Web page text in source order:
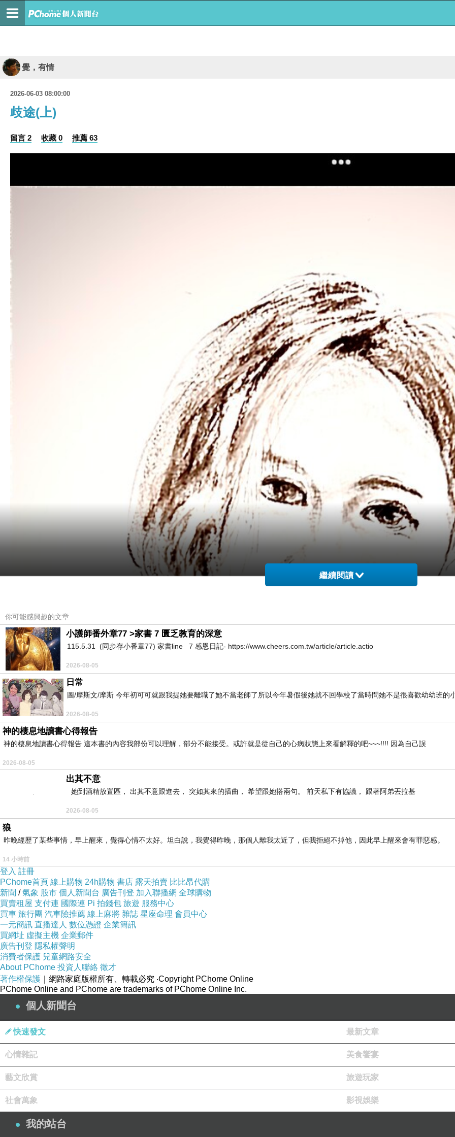
覺，有情
2026-06-03 08:00:00
歧途(上)
留言 2 收藏 0 推薦 63
我十七歲，學校裡他們都說我長得漂亮？但我自己並不這麼認為。不過那些男生有事沒事的騷擾是常有的事，但我不喜歡
他們，滿腦子裡都只是想找女生打炮。
但更可笑的是媽媽？把我管束得跟人犯一樣，真想不通為什麼我連最基本的人權都沒有？跟誰交往？幾
的底細和地址...問她要錢，一分一厘都問要做什麼...。什麼事都要問個清清楚楚，什麼事都要插手。繼
我，在我很需要錢的時候偷偷塞些零用給我。我真羨慕媽媽找到這個比酗酒的爸爸好一千倍的老好人，
繼續閱讀
你可能感興趣的文章
小護師番外章77 >家書 7 匱乏教育的深意
115.5.31 (同步存小番章77) 家書line 7 感恩日記- https://www.cheers.com.tw/article/article.actio
2026-08-05
日常
圖/摩斯文/摩斯 今年初可可就跟我提她要離職了她不當老師了所以今年暑假後她就不回學校了當時問她不是很喜歡幼幼班的
2026-08-05
神的棲息地讀書心得報告
神的棲息地讀書心得報告 這本書的內容我部份可以理解，部分不能接受。或許就是從自己的心病狀態上來看解釋的吧~~~!!!! 因為自己誤
2026-08-05
出其不意
她到酒精放置區， 出其不意跟進去， 突如其來的插曲， 希望跟她搭兩句。 前天私下有協議， 跟著阿弟丟拉基
2026-08-05
狼
昨晚經歷了某些事情，早上醒來，覺得心情不太好。坦白說，我覺得昨晚，那個人離我太近了，但我拒絕不掉他，因此早上醒來會有罪惡感。
14 小時前
登入 註冊
PChome首頁 線上購物 24h購物 書店 露天拍賣 比比昂代購
新聞 /氣象 股市 個人新聞台 廣告刊登 加入聯播網 全球購物
買賣租屋 支付連 國際連 Pi 拍錢包 旅遊 服務中心
買車 旅行團 汽車險推薦 線上麻將 雜誌 星座命理 會員中心
一元簡訊 直播達人 數位憑證 企業簡訊
買網址 虛擬主機 企業郵件
廣告刊登 隱私權聲明
消費者保護 兒童網路安全
About PChome 投資人聯絡 徵才
著作權保護 ｜網路家庭版權所有、轉載必究 ‧Copyright PChome Online
PChome Online and PChome are trademarks of PChome Online Inc.
個人新聞台
快速發文 最新文章
心情雜記 美食饗宴
藝文欣賞 旅遊玩家
社會萬象 影視娛樂
我的站台